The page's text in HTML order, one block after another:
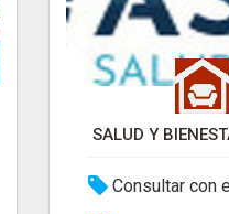
SALUD Y
Consultar con